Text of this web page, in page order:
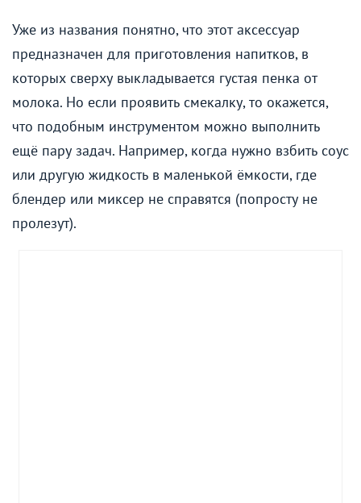
Уже из названия понятно, что этот аксессуар
предназначен для приготовления напитков, в
которых сверху выкладывается густая пенка от
молока. Но если проявить смекалку, то окажется,
что подобным инструментом можно выполнить
ещё пару задач. Например, когда нужно взбить соус
или другую жидкость в маленькой ёмкости, где
блендер или миксер не справятся (попросту не
пролезут).